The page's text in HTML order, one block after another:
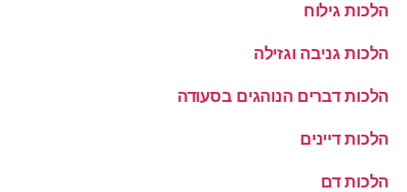
הלכות גילוח
הלכות גניבה וגזילה
הלכות דברים הנוהגים בסעודה
הלכות דיינים
הלכות דם